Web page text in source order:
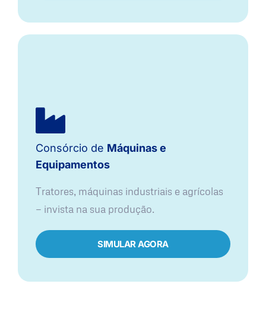
Consórcio de Máquinas e
Equipamentos
Tratores, máquinas industriais e agrícolas
— invista na sua produção.
SIMULAR AGORA